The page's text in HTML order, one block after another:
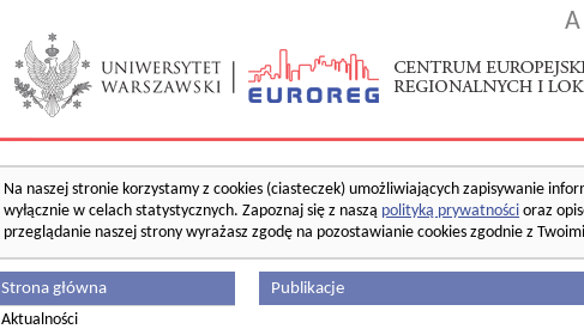
A
Na naszej stronie korzystamy z cookies (ciasteczek) umożliwiających zapisywanie
wyłącznie w celach statystycznych. Zapoznaj się z naszą polityką prywatności oraz
przeglądanie naszej strony wyrażasz zgodę na pozostawianie cookies zgodnie z
Strona główna
Aktualności
Publikacje